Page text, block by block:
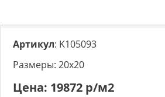
Артикул: K105093
Размеры: 20х20
Цена: 19872 р/м2